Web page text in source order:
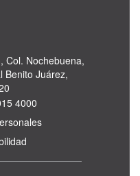
Col. Nochebuena,
Benito Juárez,
4000